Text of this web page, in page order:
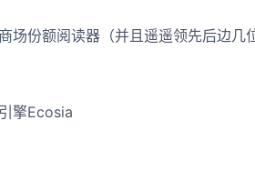
场份额阅读器（并且遥遥领先后边几
擎Ecosia